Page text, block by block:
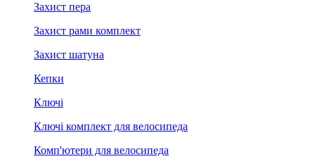
Захист пера
Захист рами комплект
Захист шатуна
Кепки
Ключі
Ключі комплект для велосипеда
Комп'ютери для велосипеда